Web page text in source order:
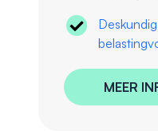
MEER